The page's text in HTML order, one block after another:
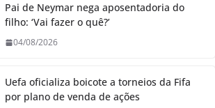
Pai de Neymar nega aposentadoria do
filho: ‘Vai fazer o quê?’
04/08/2026
Uefa oficializa boicote a torneios da Fifa
por plano de venda de ações